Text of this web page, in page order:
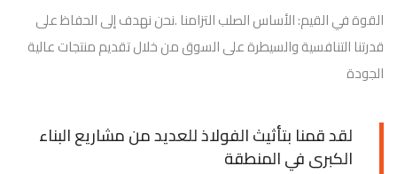
القوة في القيم: الأساس الصلب التزامنا .نحن نهدف إلى الحفاظ على
قدرتنا التنافسية والسيطرة على السوق من خلال تقديم منتجات عالية
الجودة
لقد قمنا بتأثيث الفولاذ للعديد من مشاريع البناء
الكبرى في المنطقة